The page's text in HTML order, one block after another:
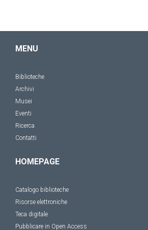
MENU
Biblioteche
Archivi
Musei
Eventi
Ricerca
Contatti
HOMEPAGE
Catalogo biblioteche
Risorse elettroniche
Teca digitale
Pubblicare in Open Access